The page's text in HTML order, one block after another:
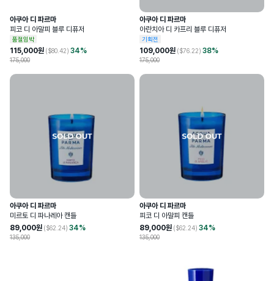
아쿠아 디 파르마
피코 디 아말피 블루 디퓨저
품절임박
115,000원 ($80.42) 34%
175,000
아쿠아 디 파르마
아란치아 디 카프리 블루 디퓨저
기획전
109,000원 ($76.22) 38%
175,000
아쿠아 디 파르마
미르토 디 파나레아 캔들
89,000원 ($62.24) 34%
135,000
아쿠아 디 파르마
피코 디 아말피 캔들
89,000원 ($62.24) 34%
135,000